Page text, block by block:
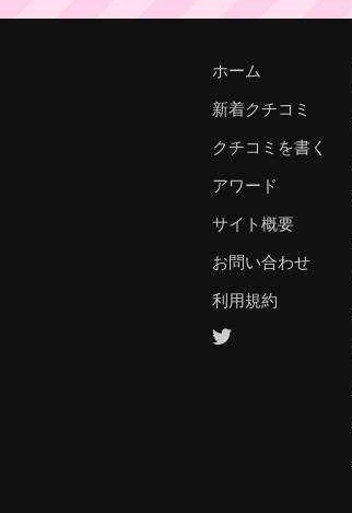
ホーム
新着クチコミ
クチコミを書く
アワード
サイト概要
お問い合わせ
利用規約